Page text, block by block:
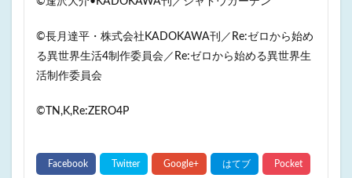
©長月達平・株式会社KADOKAWA刊／Re:ゼロから始め
る異世界生活4制作委員会／Re:ゼロから始める異世界生
活制作委員会
©️TN,K,Re:ZERO4P